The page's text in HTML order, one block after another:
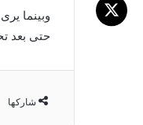
وبينما
حتى بعد
شاركها